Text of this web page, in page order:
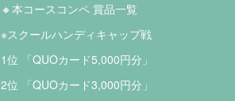
🔸本コースコンペ 賞品一覧
※スクールハンディキャップ戦
1位 「QUOカード5,000円分」
2位 「QUOカード3,000円分」